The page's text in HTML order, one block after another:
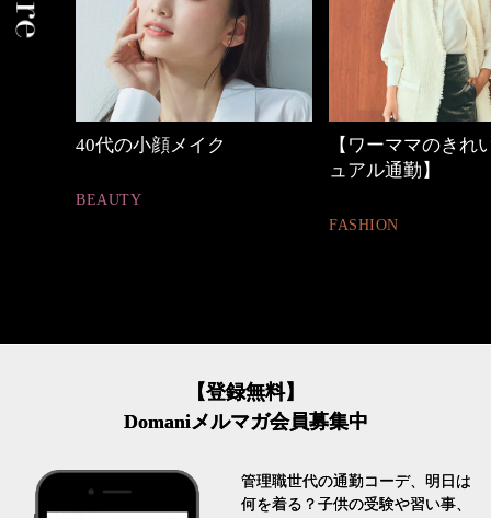
【ワーママのきれいめカジ
優木まおみさん「
割。」
LIFESTYLE
【登録無料】
Domaniメルマガ会員募集中
管理職世代の通勤コーデ、明日は
何を着る？子供の受験や習い事、